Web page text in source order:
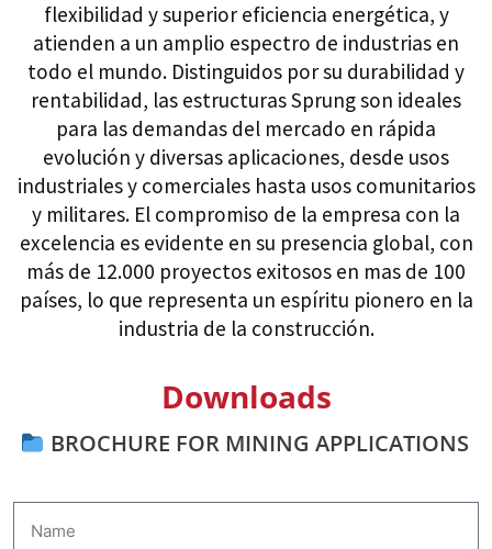
flexibilidad y superior eficiencia energética, y
atienden a un amplio espectro de industrias en
todo el mundo. Distinguidos por su durabilidad y
rentabilidad, las estructuras Sprung son ideales
para las demandas del mercado en rápida
evolución y diversas aplicaciones, desde usos
industriales y comerciales hasta usos comunitarios
y militares. El compromiso de la empresa con la
excelencia es evidente en su presencia global, con
más de 12.000 proyectos exitosos en mas de 100
países, lo que representa un espíritu pionero en la
industria de la construcción.
Downloads
BROCHURE FOR MINING APPLICATIONS